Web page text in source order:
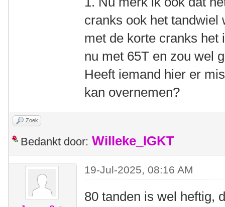
cranks ook het tandwiel
met de korte cranks het
nu met 65T en zou wel
Heeft iemand hier er
kan overnemen?
Zoek
Bedankt door: Willeke_IGKT
19-Jul-2025, 08:16 AM
80 tanden is wel heftig,